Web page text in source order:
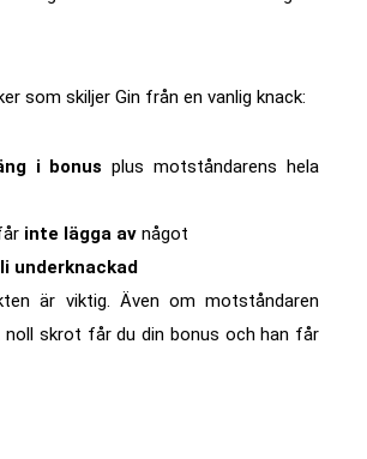
som skiljer Gin från en vanlig knack:
i bonus plus motståndarens hela
inte lägga av något
underknackad
är viktig. Även om motståndaren
noll skrot får du din bonus och han får